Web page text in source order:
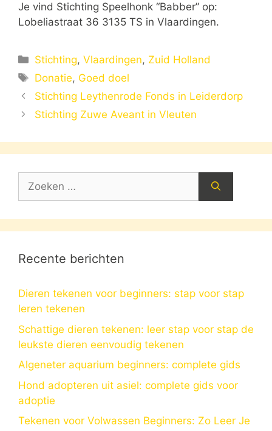
Je vind Stichting Speelhonk “Babber” op:
Lobeliastraat 36 3135 TS in Vlaardingen.
Categorieën
Stichting,Vlaardingen, Zuid Holland
Tags
Donatie, Goed doel
Stichting Leythenrode Fonds in Leiderdorp
Stichting Zuwe Aveant in Vleuten
Zoek
Recente berichten
Dieren tekenen voor beginners: stap voor stap
leren tekenen
Schattige dieren tekenen: leer stap voor stap de
leukste dieren eenvoudig tekenen
Algeneter aquarium beginners: complete gids
Hond adopteren uit asiel: complete gids voor
adoptie
Tekenen voor Volwassen Beginners: Zo Leer Je